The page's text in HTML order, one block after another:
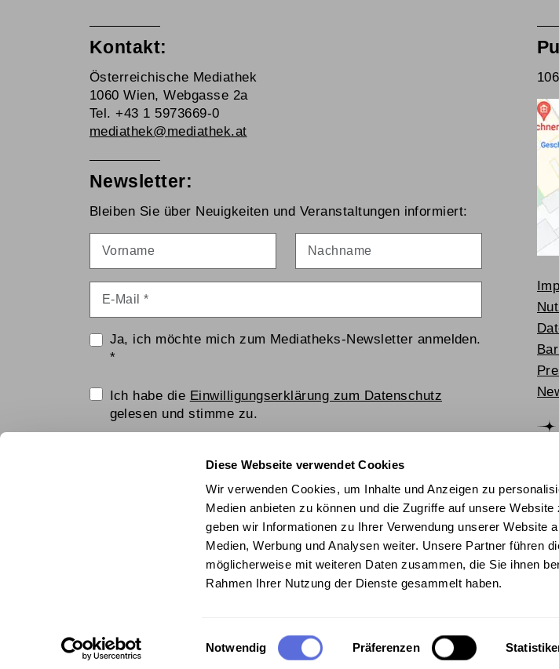
Diese Webseite verwendet Cookies
Wir verwenden Cookies, um Inhalte und Anzeigen zu
Medien anbieten zu können und die Zugriffe auf unsere
geben wir Informationen zu Ihrer Verwendung unserer Website
Medien, Werbung und Analysen weiter. Unsere Partner führen
möglicherweise mit weiteren Daten zusammen, die Sie ihnen
Rahmen Ihrer Nutzung der Dienste gesammelt haben.
Einwilligungsauswahl
Notwendig Präferenzen
Kontakt:
Österreichische Mediathek
1060 Wien, Webgasse 2a
Tel. +43 1 5973669-0
mediathek@mediathek.at
Newsletter:
Bleiben Sie über Neuigkeiten und Veranstaltungen informiert:
Ja, ich möchte mich zum Mediatheks-Newsletter anmelden.
*
Einwilligungserklärung
Ich habe die Einwilligungserklärung zum Datenschutz
gelesen und stimme zu.
Hier klicken
FriendlyCaptcha ⇗
© Technisches Museum Wien mit Österreichischer Mediathek 2024